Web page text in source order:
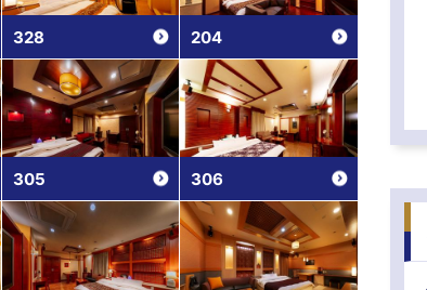
328 204
305 306